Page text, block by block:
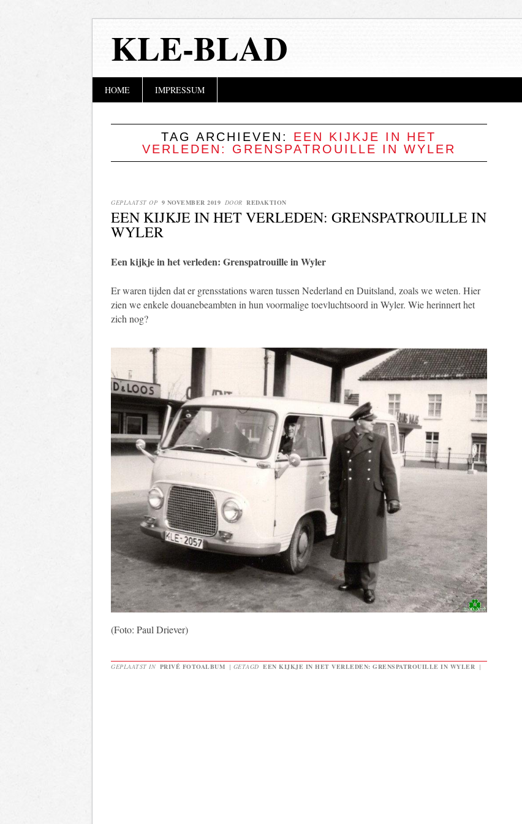
KLE-BLAD
Hoofdmenu
springen
HOME IMPRESSUM
TAG ARCHIEVEN: EEN KIJKJE IN HET
VERLEDEN: GRENSPATROUILLE IN WYLER
GEPLAATST OP 9 NOVEMBER 2019 DOOR REDAKTION
EEN KIJKJE IN HET VERLEDEN: GRENSPATROUILLE IN
WYLER
Een kijkje in het verleden: Grenspatrouille in Wyler
Er waren tijden dat er grensstations waren tussen Nederland en Duitsland, zoals we weten. Hier
zien we enkele douanebeambten in hun voormalige toevluchtsoord in Wyler. Wie herinnert het
zich nog?
(Foto: Paul Driever)
GEPLAATST IN PRIVÉ FOTOALBUM | GETAGD EEN KIJKJE IN HET VERLEDEN: GRENSPATROUILLE IN WYLER |